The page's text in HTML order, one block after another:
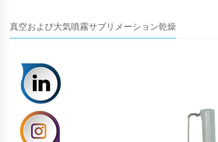
真空および大気噴霧サブリメーション乾燥